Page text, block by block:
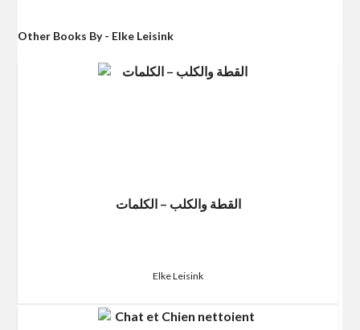
Other Books By - Elke Leisink
القطة والكلب – الكلمات
Elke Leisink